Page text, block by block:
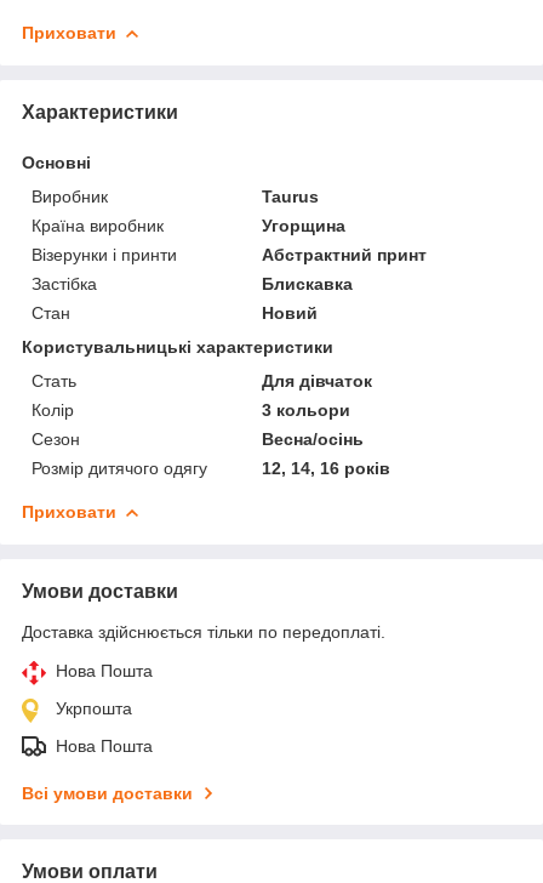
Приховати
Характеристики
Основні
Виробник
Taurus
Країна виробник
Угорщина
Візерунки і принти
Абстрактний принт
Застібка
Блискавка
Стан
Новий
Користувальницькі характеристики
Стать
Для дівчаток
Колір
3 кольори
Сезон
Весна/осінь
Розмір дитячого одягу
12, 14, 16 років
Приховати
Умови доставки
Доставка здійснюється тільки по передоплаті.
Нова Пошта
Укрпошта
Нова Пошта
Всі умови доставки
Умови оплати